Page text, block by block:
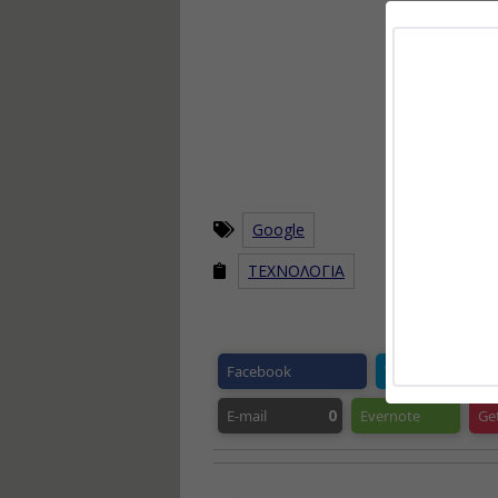
Google
ΤΕΧΝΟΛΟΓΙΑ
Facebook Twitter
E-mail 0 Evernote